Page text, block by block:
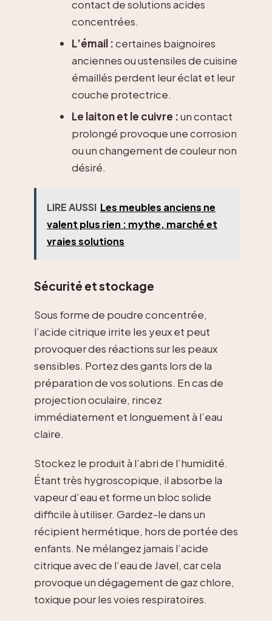
contact de solutions acides
concentrées.
L’émail :certaines baignoires
anciennes ou ustensiles de cuisine
émaillés perdent leur éclat et leur
couche protectrice.
Le laiton et le cuivre :un contact
prolongé provoque une corrosion
ou un changement de couleur non
désiré.
LIRE AUSSI Les meubles anciens ne
valent plus rien : mythe, marché et
vraies solutions
Sécurité et stockage
Sous forme de poudre concentrée,
l’acide citrique irrite les yeux et peut
provoquer des réactions sur les peaux
sensibles. Portez des gants lors de la
préparation de vos solutions. En cas de
projection oculaire, rincez
immédiatement et longuement à l’eau
claire.
Stockez le produit à l’abri de l’humidité.
Étant très hygroscopique, il absorbe la
vapeur d’eau et forme un bloc solide
difficile à utiliser. Gardez-le dans un
récipient hermétique, hors de portée des
enfants. Ne mélangez jamais l’acide
citrique avec de l’eau de Javel, car cela
provoque un dégagement de gaz chlore,
toxique pour les voies respiratoires.